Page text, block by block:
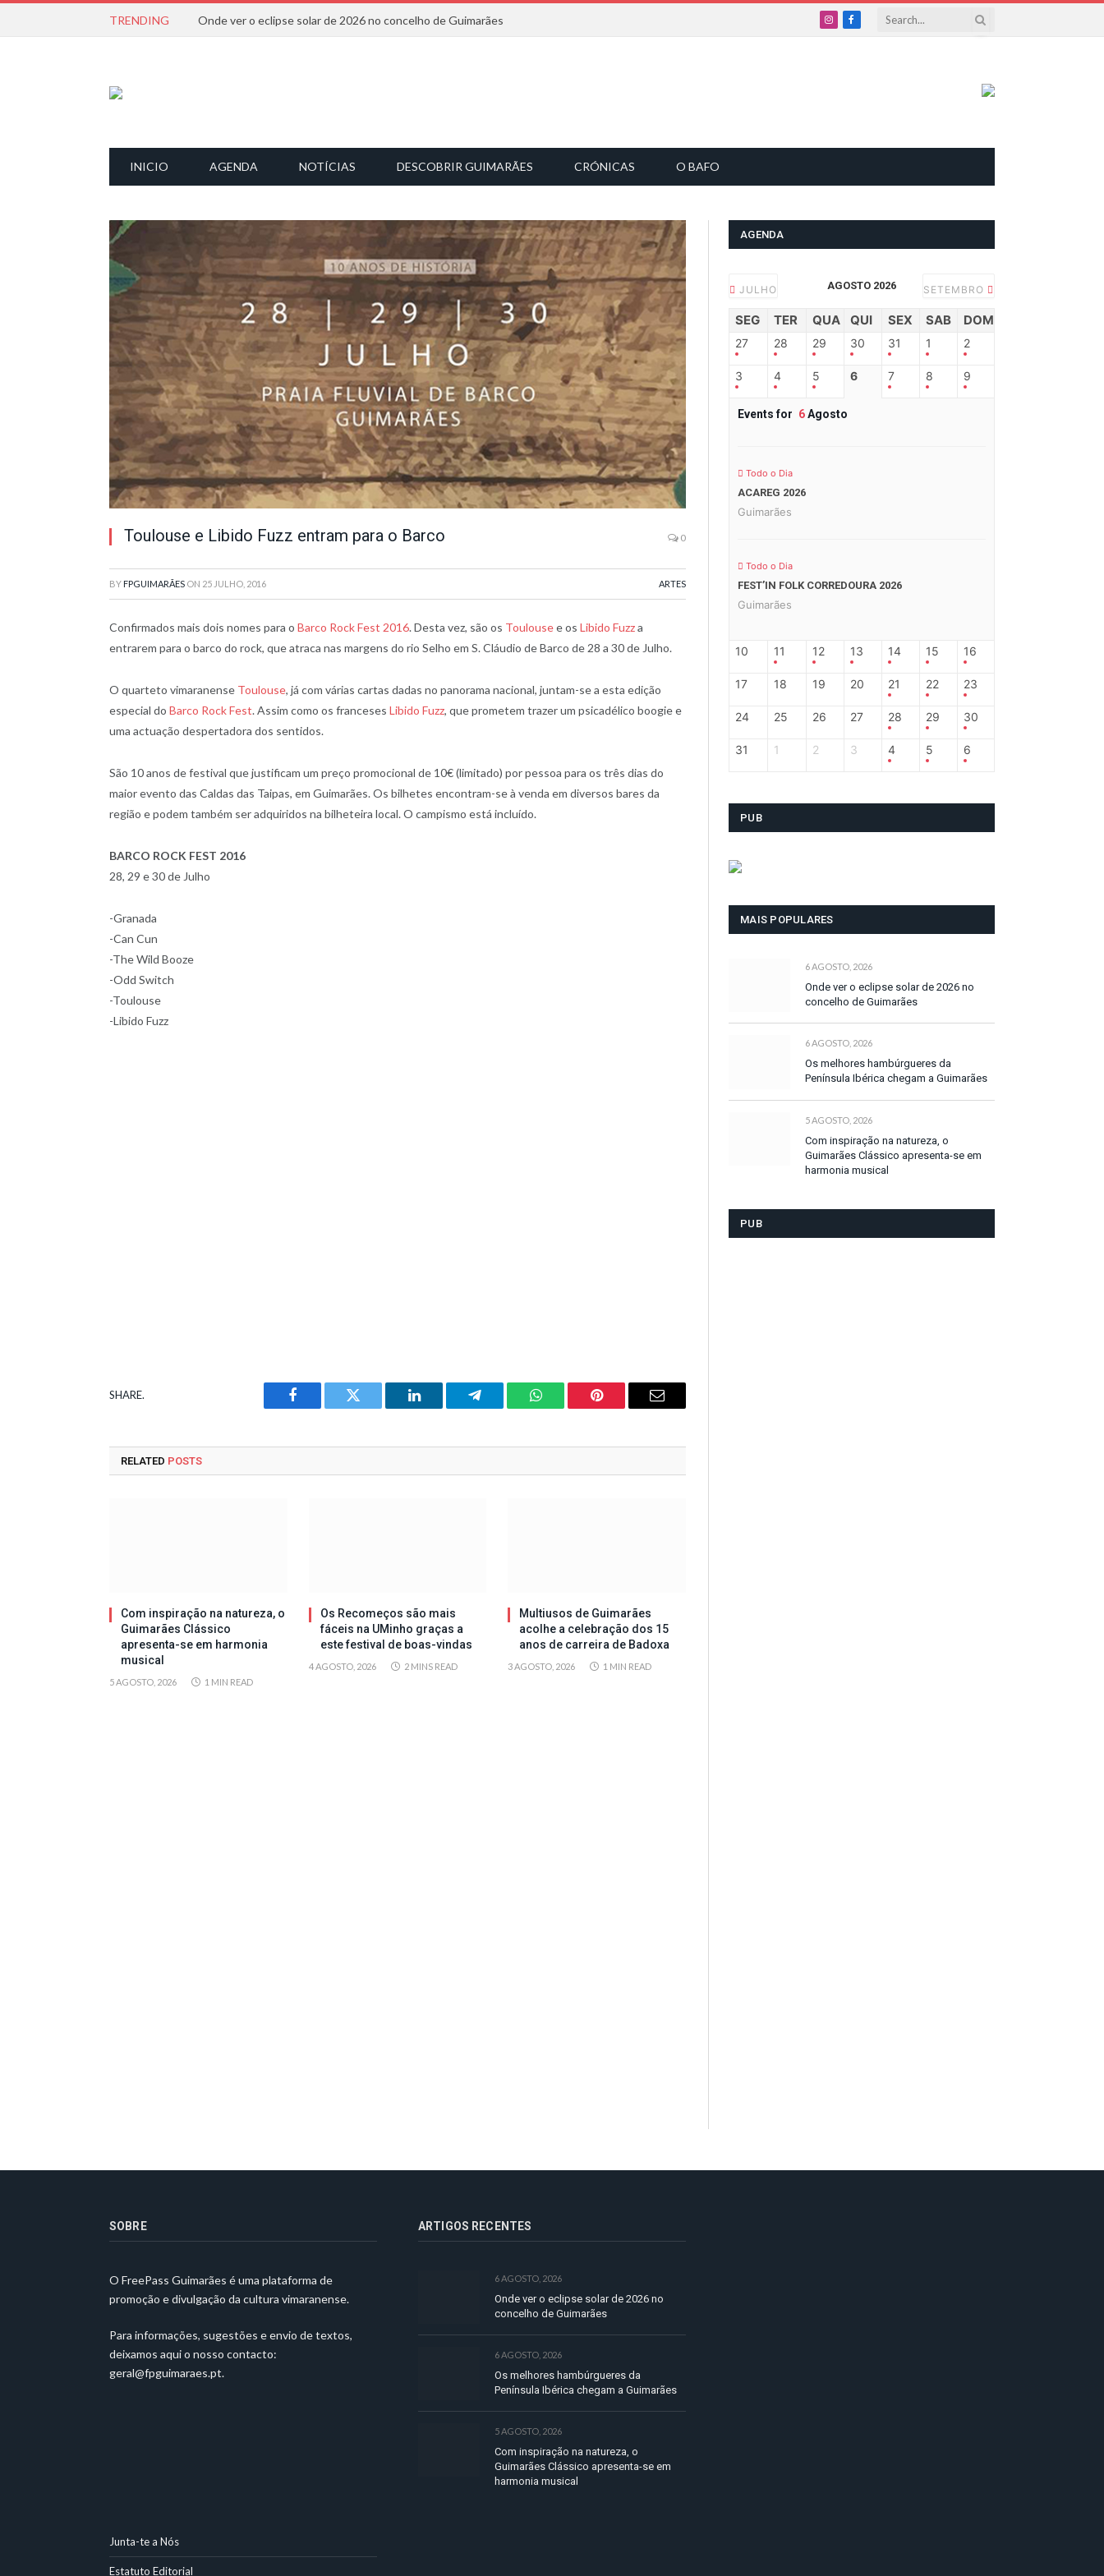
TRENDING Onde ver o eclipse solar de 2026 no concelho de Guimarães
InstagramFacebook
INICIO AGENDA NOTÍCIAS DESCOBRIR GUIMARÃES CRÓNICAS O BAFO
Toulouse e Libido Fuzz entram para o Barco 0
BY FPGUIMARÃES ON 25 JULHO, 2016 ARTES
Confirmados mais dois nomes para o Barco Rock Fest 2016. Desta vez, são os Toulousee os Libido Fuzza
entrarem para o barco do rock, que atraca nas margens do rio Selho em S. Cláudio de Barco de 28 a 30 de Julho.
O quarteto vimaranense Toulouse, já com várias cartas dadas no panorama nacional, juntam-se a esta edição
especial do Barco Rock Fest. Assim como os franceses Libido Fuzz, que prometem trazer um psicadélico boogie e
uma actuação despertadora dos sentidos.
São 10 anos de festival que justificam um preço promocional de 10€ (limitado) por pessoa para os três dias do
maior evento das Caldas das Taipas, em Guimarães. Os bilhetes encontram-se à venda em diversos bares da
região e podem também ser adquiridos na bilheteira local. O campismo está incluído.
BARCO ROCK FEST 2016
28, 29 e 30 de Julho
-Granada
-Can Cun
-The Wild Booze
-Odd Switch
-Toulouse
-Libido Fuzz
SHARE.
Facebook Twitter LinkedIn Telegram WhatsAppPinterest Email
RELATED POSTS
Com inspiração na natureza, o
Guimarães Clássico
apresenta-se em harmonia
musical
5 AGOSTO, 2026 1 MIN READ
Os Recomeços são mais
fáceis na UMinho graças a
este festival de boas-vindas
4 AGOSTO, 2026 2 MINS READ
Multiusos de Guimarães
acolhe a celebração dos 15
anos de carreira de Badoxa
3 AGOSTO, 2026 1 MIN READ
AGENDA
JULHO AGOSTO 2026 SETEMBRO
SEG TER QUA QUI SEX SAB DOM
27 28 29 30 31 1 2
3 4 5 6 7 8 9
Events for 6Agosto
Todo o Dia
ACAREG 2026
Guimarães
Todo o Dia
FEST’IN FOLK CORREDOURA 2026
Guimarães
10 11 12 13 14 15 16
17 18 19 20 21 22 23
24 25 26 27 28 29 30
31 1 2 3 4 5 6
PUB
MAIS POPULARES
6 AGOSTO, 2026
Onde ver o eclipse solar de 2026 no
concelho de Guimarães
6 AGOSTO, 2026
Os melhores hambúrgueres da
Península Ibérica chegam a Guimarães
5 AGOSTO, 2026
Com inspiração na natureza, o
Guimarães Clássico apresenta-se em
harmonia musical
PUB
SOBRE
O FreePass Guimarães é uma plataforma de
promoção e divulgação da cultura vimaranense.
Para informações, sugestões e envio de textos,
deixamos aqui o nosso contacto:
geral@fpguimaraes.pt.
ARTIGOS RECENTES
6 AGOSTO, 2026
Onde ver o eclipse solar de 2026 no
concelho de Guimarães
6 AGOSTO, 2026
Os melhores hambúrgueres da
Península Ibérica chegam a Guimarães
5 AGOSTO, 2026
Com inspiração na natureza, o
Guimarães Clássico apresenta-se em
harmonia musical
Junta-te a Nós
Estatuto Editorial